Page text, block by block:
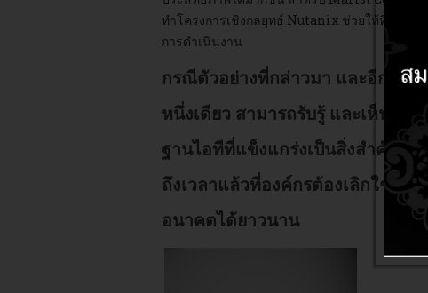
ทำโครงการเชิงกลยุทธ์ Nutanix ช่วยให้ทีมไอที
การดำเนินงาน
กรณีตัวอย่างที่กล่าวมา และอีกมาก
หนึ่งเดียว สามารถรับรู้ และเห็นกา
ฐานไอทีที่แข็งแกร่งเป็นสิ่งสำคัญใ
ถึงเวลาแล้วที่องค์กรต้องเลิกใช้แพ
อนาคตได้ยาวนาน